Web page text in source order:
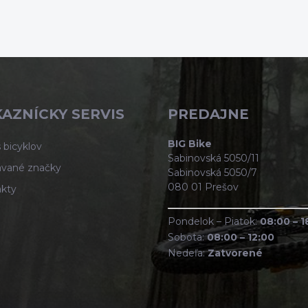
SERVIS
bicyklov
značky
PREDAJNE
BIG Bike
Sabinovská 5050/11
Sabinovská 5050/7
080 01 Prešov
Pondelok – Piatok:08:00 –
Sobota:08:00 – 12:00
Nedeľa:Zatvorené